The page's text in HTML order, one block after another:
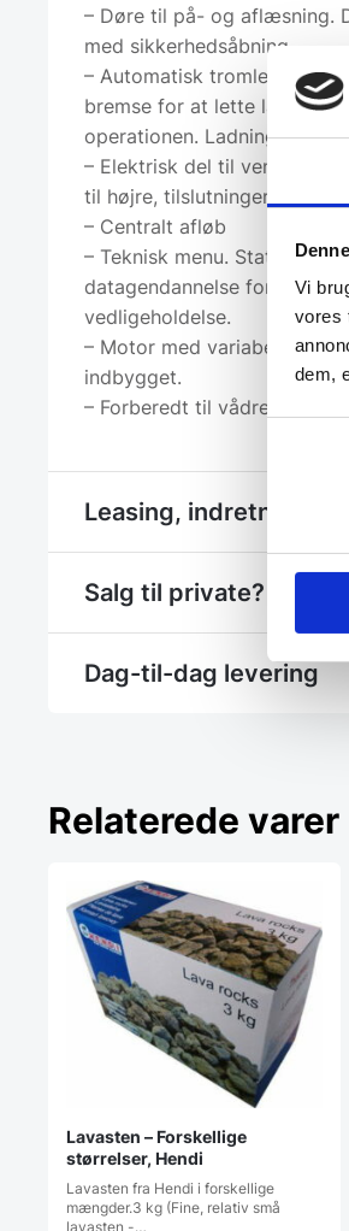
Vi
vores
dem,
– Døre til på- og aflæsning.
med sikkerhedsåbning.
– Automatisk
bremse for at lette læsning
operationen. Ladningshøjde:
– Elektrisk del til venstre,
til højre, tilslutninger øverst.
– Centralt afløb
– Teknisk menu. Statistik,
datagendannelse for
vedligeholdelse.
– Motor med variabel
indbygget.
– Forberedt til vådrengøring.
Leasing, indretning
Salg til private? - Se
Dag-til-dag levering
Relaterede varer
Lavasten – Forskellige
størrelser, Hendi
Lavasten fra Hendi i forskellige
mængder.3 kg (Fine, relativ små
lavasten -…